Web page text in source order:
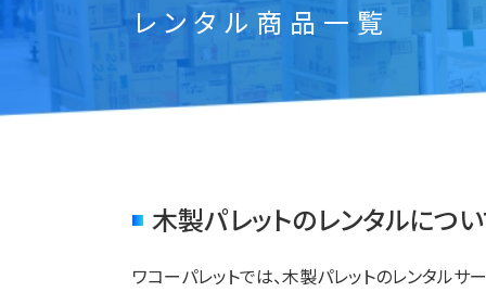
レンタル商品一覧
木製パレットのレンタルにつ
ワコーパレットでは、木製パレットのレンタル